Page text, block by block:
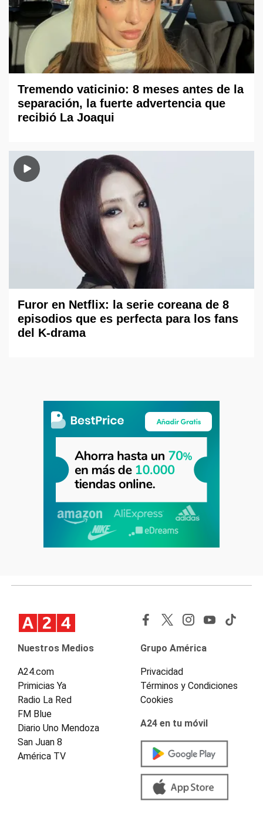
Tremendo vaticinio: 8 meses antes de la
separación, la fuerte advertencia que
recibió La Joaqui
Furor en Netflix: la serie coreana de 8
episodios que es perfecta para los fans
del K-drama
Nuestros Medios
A24.com
Primicias Ya
Radio La Red
FM Blue
Diario Uno Mendoza
San Juan 8
América TV
Grupo América
Privacidad
Términos y Condiciones
Cookies
A24 en tu móvil